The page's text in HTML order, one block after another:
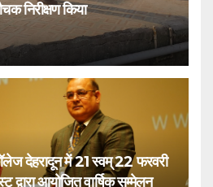
निरीक्षण किया
देहरादून में 21 स्वम् 22 फरवरी
द्वारा आयोजित वार्षिक सम्मेलन